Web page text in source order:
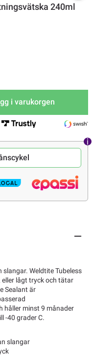
240ml
i varukorgen
Weldtite Tubeless
eller lågt tryck och tätar
Sealant är
håller minst 9 månader
-40 grader C.
slangar